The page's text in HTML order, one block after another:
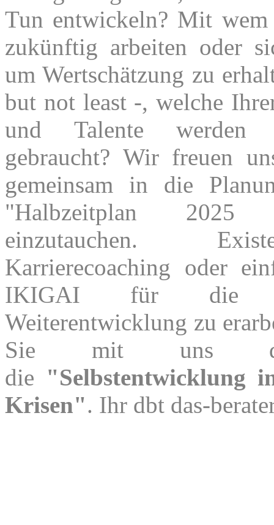
Tun entwickeln? Mit wem
zukünftig arbeiten oder
um Wertschätzung zu
but not least -, welche
und Talente
gebraucht? Wir freuen
gemeinsam in die
"Halbzeitplan
einzutauchen.
Karrierecoaching oder
IKIGAI für die
Weiterentwicklung zu
Sie mit uns
die "Selbstentwicklung
Krisen". Ihr dbt das-